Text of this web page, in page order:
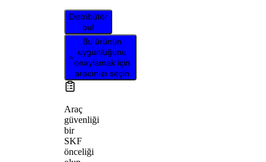
Distribütör
bul
Bu ürünün
uygunluğunu
onaylamak için
aracınızı seçin
Araç
güvenliği
bir
SKF
önceliği